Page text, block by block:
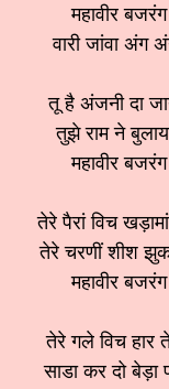
महावीर
वारी जांवा
तू है अंजनी दा
तुझे राम ने
महावीर
तेरे पैरां विच
तेरे चरणीं शीश
महावीर
तेरे गले विच हार
साडा कर दो